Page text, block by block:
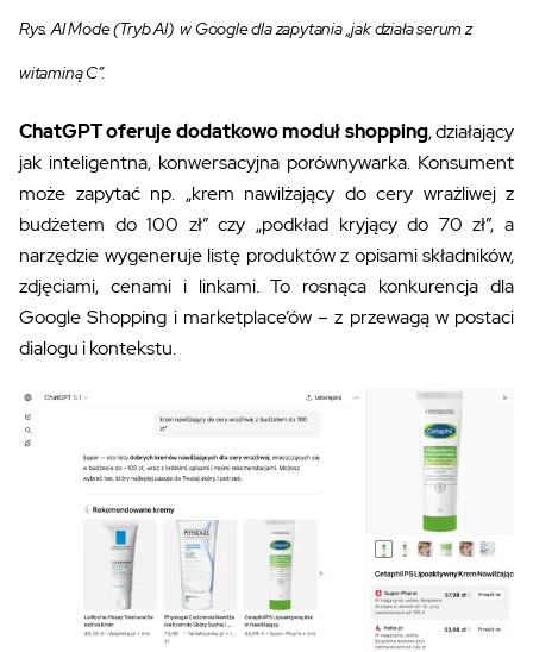
Rys. AI Mode (Tryb AI) w Google dla zapytania „jak działa serum z
witaminą C”.
ChatGPT oferuje dodatkowo moduł shopping, działający
jak inteligentna, konwersacyjna porównywarka. Konsument
może zapytać np. „krem nawilżający do cery wrażliwej z
budżetem do 100 zł” czy „podkład kryjący do 70 zł”, a
narzędzie wygeneruje listę produktów z opisami składników,
zdjęciami, cenami i linkami. To rosnąca konkurencja dla
Google Shopping i marketplace’ów – z przewagą w postaci
dialogu i kontekstu.